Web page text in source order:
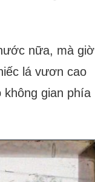
nữa, mà giờ
lá vươn cao
không gian phía